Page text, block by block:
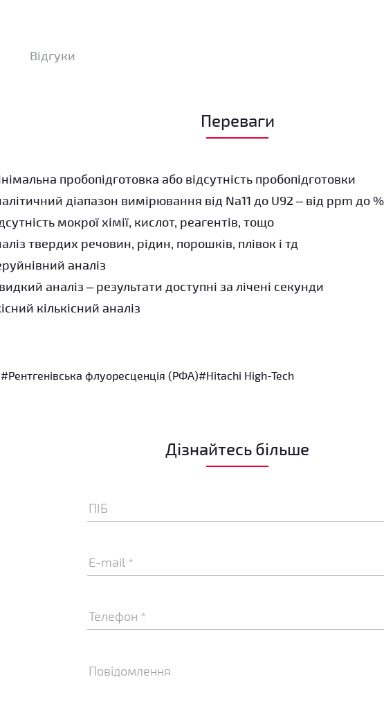
Відгуки
Переваги
пробопідготовка або відсутність пробопідготовки
діапазон вимірювання від Na11 до U92– від ppm до %
мокрої хімії, кислот, реагентів, тощо
твердих речовин, рідин, порошків, плівок і тд
аналіз
аналіз – результати доступні за лічені секунди
кількісний аналіз
#Рентгенівська флуоресценція (РФА)#Hitachi High-Tech
Дізнайтесь більше